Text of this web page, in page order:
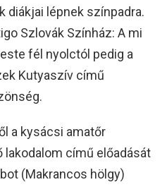
diákjai lépnek színpadra.
Szlovák Színház: A mi
fél nyolctól pedig a
Kutyaszív című
a kysácsi amatőr
című előadását
(Makrancos hölgy)